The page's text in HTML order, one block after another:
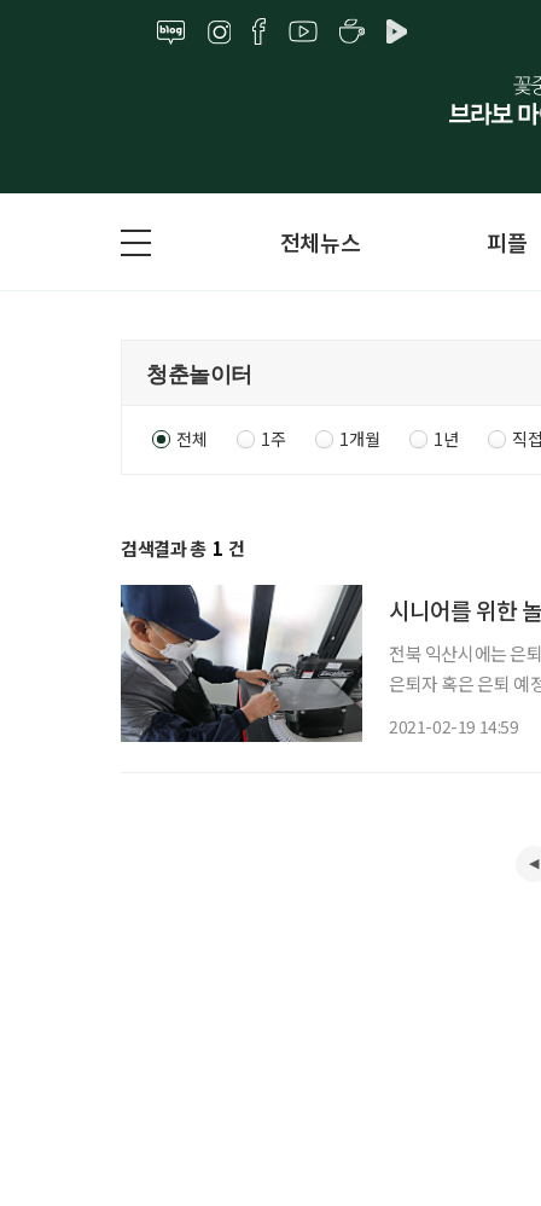
전체뉴스 피플
전체 1주 1개월 1년 직
검색결과 총 1 건
시니어를 위한
전북 익산시에는 은퇴자를
은퇴자 혹은 은퇴 예
2021-02-19 14:59